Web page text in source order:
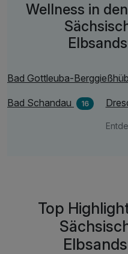
Wellness in
Bad Gottleuba-
Bad Schandau 16
Top